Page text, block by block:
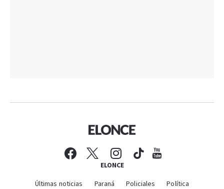
ELONCE
Últimas noticias Paraná Policiales
Política